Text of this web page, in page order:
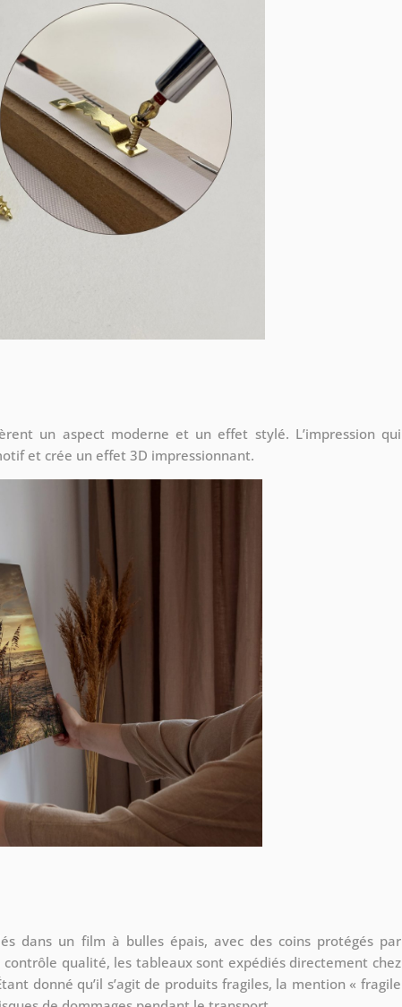
un aspect moderne et un effet stylé. L’impression qui
et crée un effet 3D impressionnant.
dans un film à bulles épais, avec des coins protégés par
contrôle qualité, les tableaux sont expédiés directement chez
donné qu’il s’agit de produits fragiles, la mention « fragile